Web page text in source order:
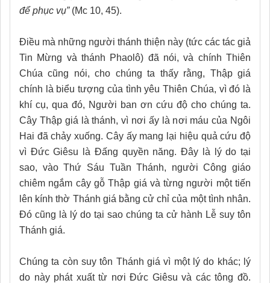
để phục vụ”(Mc 10, 45).
Điều mà những người thánh thiện này (tức các tác giả
Tin Mừng và thánh Phaolô) đã nói, và chính Thiên
Chúa cũng nói, cho chúng ta thấy rằng, Thập giá
chính là biểu tượng của tình yêu Thiên Chúa, vì đó là
khí cụ, qua đó, Người ban ơn cứu độ cho chúng ta.
Cây Thập giá là thánh, vì nơi ấy là nơi máu của Ngôi
Hai đã chảy xuống. Cây ấy mang lại hiệu quả cứu độ
vì Đức Giêsu là Đấng quyền năng. Đây là lý do tại
sao, vào Thứ Sáu Tuần Thánh, người Công giáo
chiêm ngắm cây gỗ Thập giá và từng người một tiến
lên kính thờ Thánh giá bằng cử chỉ của một tình nhân.
Đó cũng là lý do tại sao chúng ta cử hành Lễ suy tôn
Thánh giá.
Chúng ta còn suy tôn Thánh giá vì một lý do khác; lý
do này phát xuất từ nơi Đức Giêsu và các tông đồ.